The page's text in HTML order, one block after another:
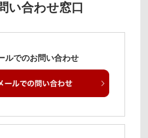
い合わせ窓口
ルでのお問い合わせ